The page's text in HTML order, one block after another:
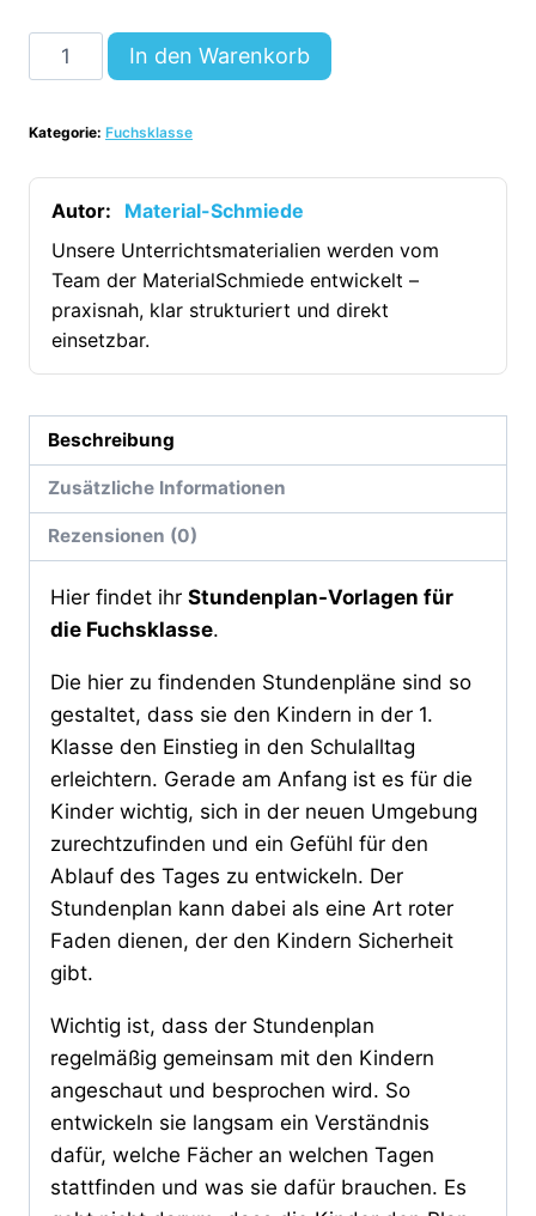
Stundenplan
für
Fuchsklasse
[Digital]
Menge
In den Warenkorb
Kategorie: Fuchsklasse
Autor:
Material-Schmiede
Unsere Unterrichtsmaterialien werden vom
Team der MaterialSchmiede entwickelt –
praxisnah, klar strukturiert und direkt
einsetzbar.
Beschreibung
Zusätzliche Informationen
Rezensionen (0)
Hier findet ihr Stundenplan-Vorlagen für
die Fuchsklasse.
Die hier zu findenden Stundenpläne sind so
gestaltet, dass sie den Kindern in der 1.
Klasse den Einstieg in den Schulalltag
erleichtern. Gerade am Anfang ist es für die
Kinder wichtig, sich in der neuen Umgebung
zurechtzufinden und ein Gefühl für den
Ablauf des Tages zu entwickeln. Der
Stundenplan kann dabei als eine Art roter
Faden dienen, der den Kindern Sicherheit
gibt.
Wichtig ist, dass der Stundenplan
regelmäßig gemeinsam mit den Kindern
angeschaut und besprochen wird. So
entwickeln sie langsam ein Verständnis
dafür, welche Fächer an welchen Tagen
stattfinden und was sie dafür brauchen. Es